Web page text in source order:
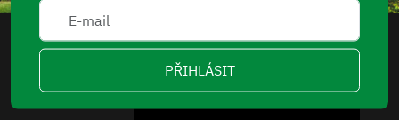
PŘIHLÁSIT